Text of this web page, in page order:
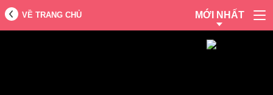
VỀ TRANG CHỦ MỚI NHẤT